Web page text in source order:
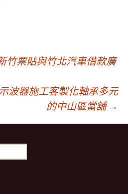
竹票貼與竹北汽車借款廣
波器施工客製化軸承多元
的中山區當舖 →